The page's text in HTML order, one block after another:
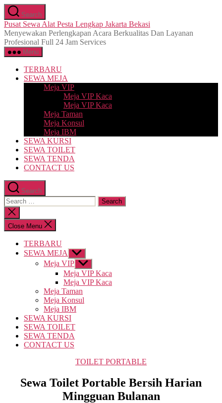
Skip
to
the
content
Search
Pusat Sewa Alat Pesta Lengkap Jakarta Bekasi
Menyewakan Perlengkapan Acara Berkualitas Dan Layanan
Profesional Full 24 Jam Services
Menu
TERBARU
SEWA MEJA
Meja VIP
Meja VIP Kaca
Meja VIP Kaca
Meja Taman
Meja Konsul
Meja IBM
SEWA KURSI
SEWA TOILET
SEWA TENDA
CONTACT US
Search
Search
for:
Close
search
Close Menu
TERBARU
SEWA MEJA
Show
sub
menu
Meja VIP Show
sub
menu
Meja VIP Kaca
Meja VIP Kaca
Meja Taman
Meja Konsul
Meja IBM
SEWA KURSI
SEWA TOILET
SEWA TENDA
CONTACT US
Categories
TOILET PORTABLE
Sewa Toilet Portable Bersih Harian
Mingguan Bulanan